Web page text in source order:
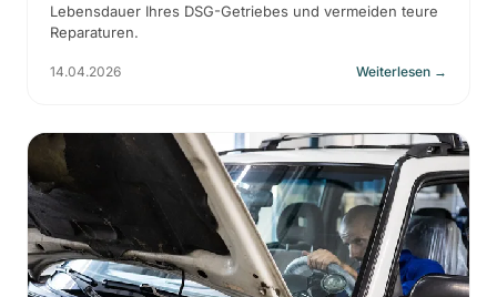
Lebensdauer Ihres DSG-Getriebes und vermeiden teure
Reparaturen.
14.04.2026 Weiterlesen →